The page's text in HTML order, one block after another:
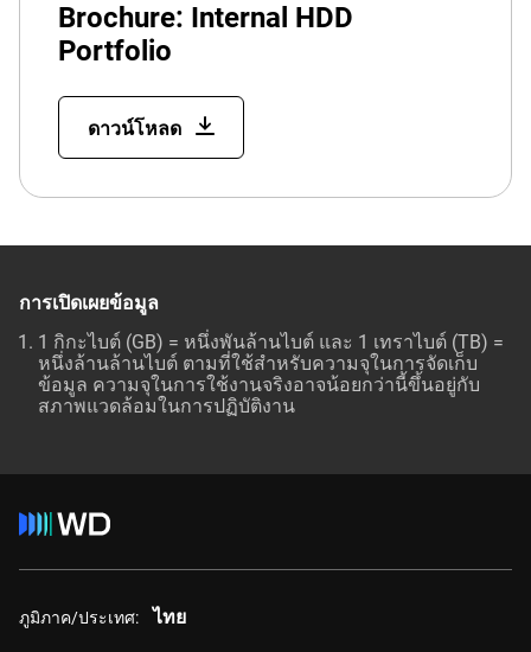
Brochure: Internal HDD
Portfolio
ดาวน์โหลด
การเปิดเผยข้อมูล
1 กิกะไบต์ (GB) = หนึ่งพันล้านไบต์ และ 1 เทราไบต์ (TB) =
หนึ่งล้านล้านไบต์ ตามที่ใช้สำหรับความจุในการจัดเก็บ
ข้อมูล ความจุในการใช้งานจริงอาจน้อยกว่านี้ขึ้นอยู่กับ
สภาพแวดล้อมในการปฏิบัติงาน
ภูมิภาค/ประเทศ: ไทย